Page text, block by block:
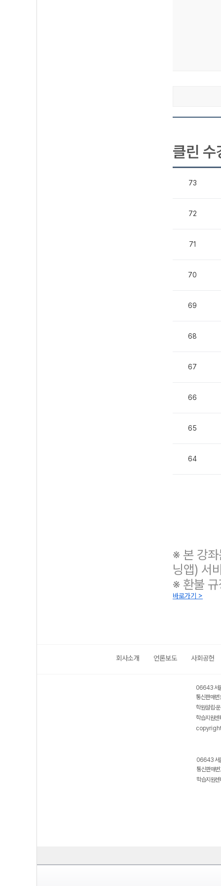
클린 수
73
72
71
70
69
68
67
66
65
64
※ 본 강
닝앱) 서
※ 환불
바로가기 >
회사소개 언론보도 사회공헌
06643 서
통신판매
학원설립·
학습지원
06643 서
통신판매
학습지원